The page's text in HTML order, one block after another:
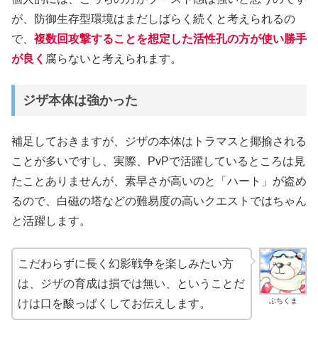
が、防御生存型環境はまだしばらく続くと考えられるの
で、 複数回攻撃することを想定した活性孔の方が使い勝手
が良く 腐らないと考えられます。
ジザ本体は強かった
補足しておきますが、ジザの本体はトラマスと揶揄される
ことが多いですし、実際、PvPで活躍しているところは見
たことありませんが、素早さが高いのと「ハート」が盗め
るので、白磁の塔などの難易度の高いクエストではちゃん
と活躍します。
ぶちくま
こだわらずに長く幻影戦争を楽しみたい方
は、ジザの育成は損では無い、ということだ
けは口を酸っぱくしてお伝えします。